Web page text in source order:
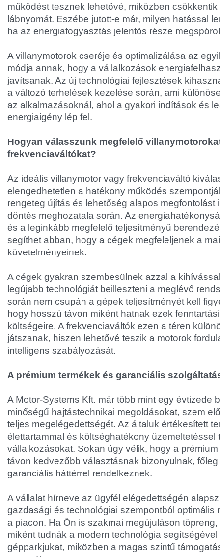
működést tesznek lehetővé, miközben
lábnyomát. Eszébe jutott-e már, milyen hatással
ha az energiafogyasztás jelentős része
A villanymotorok cseréje és optimalizálása az
módja annak, hogy a vállalkozások
javítsanak. Az új technológiai fejlesztések
a változó terhelések kezelése során, ami
az alkalmazásoknál, ahol a gyakori indítások és
energiaigény lép fel.
Hogyan válasszunk megfelelő
frekvenciaváltókat?
Az ideális villanymotor vagy frekvenciaváltó
elengedhetetlen a hatékony működés
rengeteg újítás és lehetőség alapos megfontolást
döntés meghozatala során. Az
és a leginkább megfelelő teljesítményű
segíthet abban, hogy a cégek megfeleljenek a
követelményeinek.
A cégek gyakran szembesülnek azzal a
legújabb technológiát beilleszteni a meglévő
során nem csupán a gépek teljesítményét kell
hogy hosszú távon miként hatnak ezek
költségeire. A frekvenciaváltók ezen a téren
játszanak, hiszen lehetővé teszik a motorok
intelligens szabályozását.
A prémium termékek és garanciális
A Motor-Systems Kft. már több mint egy évtizede
minőségű hajtástechnikai megoldásokat, szem
teljes megelégedettségét. Az általuk értékesített
élettartammal és költséghatékony üzemeltetéssel
vállalkozásokat. Sokan úgy vélik, hogy a
távon kedvezőbb választásnak bizonyulnak,
garanciális háttérrel rendelkeznek.
A vállalat hírneve az ügyfél elégedettségén
gazdasági és technológiai szempontból optimális
a piacon. Ha Ön is szakmai megújuláson
miként tudnák a modern technológia segítségével
gépparkjukat, miközben a magas szintű